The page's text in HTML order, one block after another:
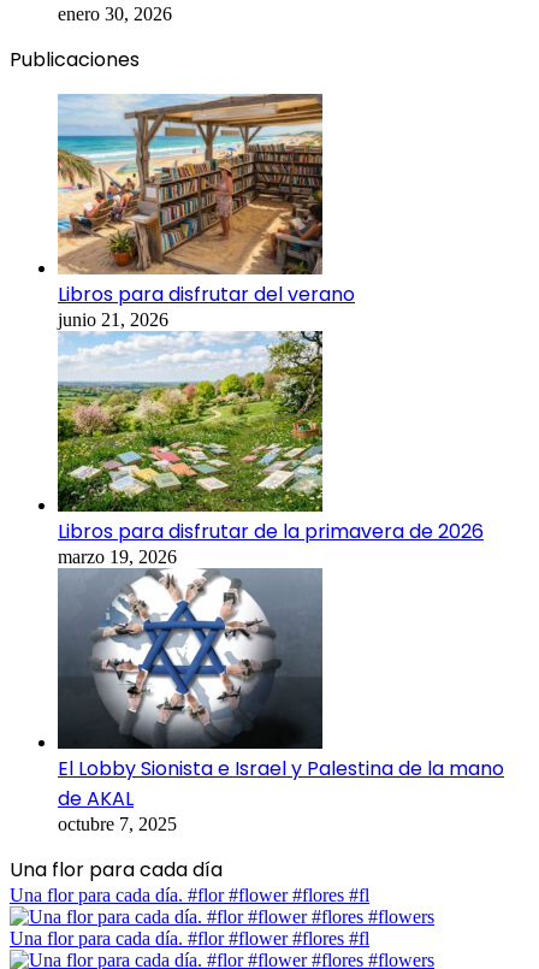
enero 30, 2026
Publicaciones
Libros para disfrutar del verano
junio 21, 2026
Libros para disfrutar de la primavera de 2026
marzo 19, 2026
El Lobby Sionista e Israel y Palestina de la mano
de AKAL
octubre 7, 2025
Una flor para cada día
Una flor para cada día. #flor #flower #flores #fl
Una flor para cada día. #flor #flower #flores #fl